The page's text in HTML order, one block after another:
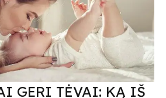
GERI TĖVAI: KĄ IŠ